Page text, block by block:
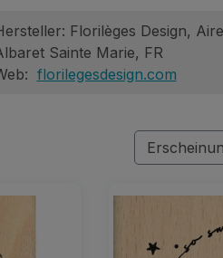
Florilèges Design,
Sainte Marie, FR
florilegesdesign.com